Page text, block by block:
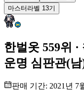
마스터 라벨 13기
한벌옷 559위
운명 심판관(남
판매 기간: 2021년 7